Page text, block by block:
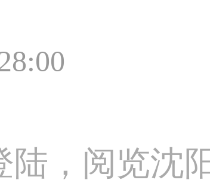
陆，阅览沈